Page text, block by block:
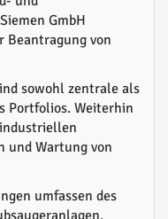
GmbH
Beantragung von
sowohl zentrale als
Portfolios. Weiterhin
und Wartung von
umfassen des